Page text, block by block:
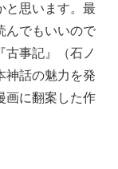
と思います。最
んでもいいので
古事記』（石ノ
神話の魅力を発
画に翻案した作